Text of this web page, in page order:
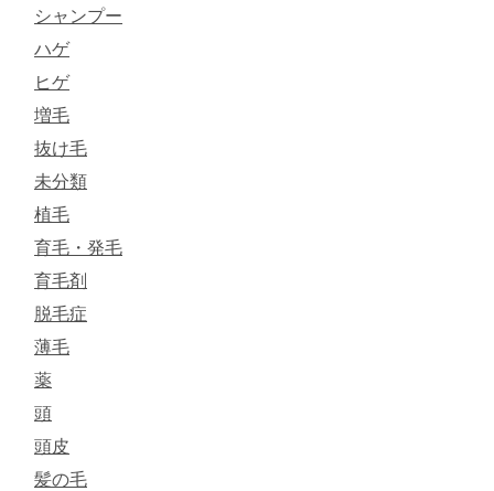
シャンプー
ハゲ
ヒゲ
増毛
抜け毛
未分類
植毛
育毛・発毛
育毛剤
脱毛症
薄毛
薬
頭
頭皮
髪の毛